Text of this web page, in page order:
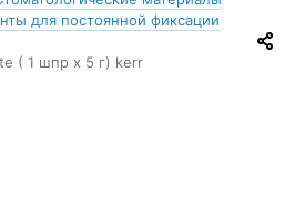
для постоянной фиксации
( 1 шпр х 5 г) kerr